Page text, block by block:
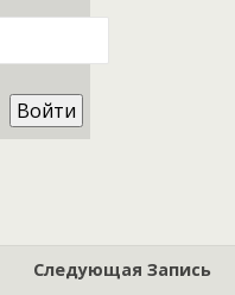
Следующая Запись